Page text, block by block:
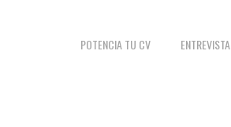
POTENCIA TU CV ENTREVISTA